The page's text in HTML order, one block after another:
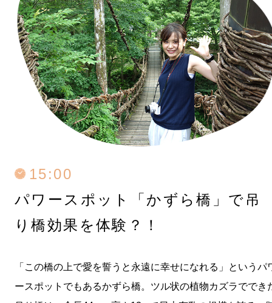
15:00
パワースポット「かずら橋」で 吊
り橋効果を体験？！
「この橋の上で愛を誓うと永遠に幸せになれる」というパ
ースポットでもあるかずら橋。ツル状の植物カズラででき